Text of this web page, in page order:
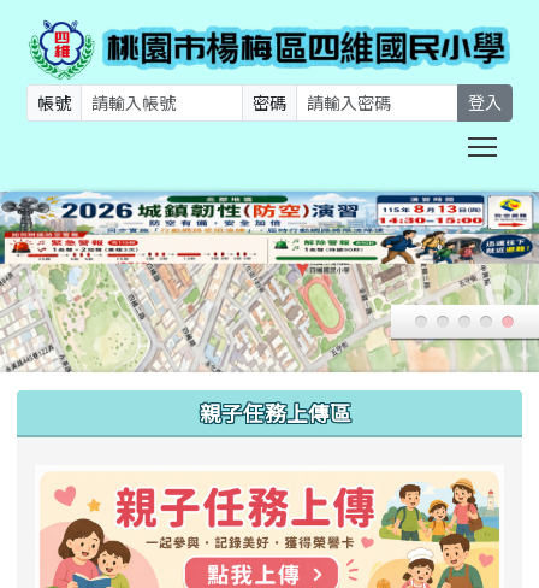
帳號 密碼 登入
親子任務上傳區